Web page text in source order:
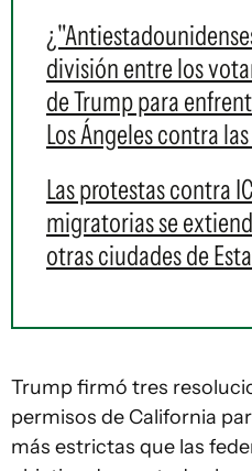
división entre los
de Trump para
Los Ángeles contra
Las protestas contra
migratorias se
otras ciudades de
Trump firmó tres
permisos de California
más estrictas que las